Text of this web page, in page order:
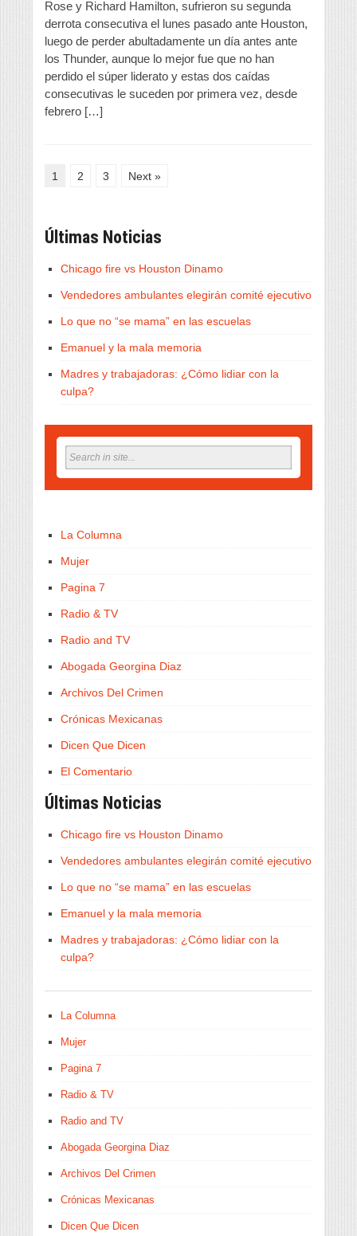
Rose y Richard Hamilton, sufrieron su segunda
derrota consecutiva el lunes pasado ante Houston,
luego de perder abultadamente un día antes ante
los Thunder, aunque lo mejor fue que no han
perdido el súper liderato y estas dos caídas
consecutivas le suceden por primera vez, desde
febrero […]
1 2 3 Next »
Últimas Noticias
Chicago fire vs Houston Dinamo
Vendedores ambulantes elegirán comité ejecutivo
Lo que no “se mama” en las escuelas
Emanuel y la mala memoria
Madres y trabajadoras: ¿Cómo lidiar con la
culpa?
La Columna
Mujer
Pagina 7
Radio & TV
Radio and TV
Abogada Georgina Diaz
Archivos Del Crimen
Crónicas Mexicanas
Dicen Que Dicen
El Comentario
Últimas Noticias
Chicago fire vs Houston Dinamo
Vendedores ambulantes elegirán comité ejecutivo
Lo que no “se mama” en las escuelas
Emanuel y la mala memoria
Madres y trabajadoras: ¿Cómo lidiar con la
culpa?
La Columna
Mujer
Pagina 7
Radio & TV
Radio and TV
Abogada Georgina Diaz
Archivos Del Crimen
Crónicas Mexicanas
Dicen Que Dicen